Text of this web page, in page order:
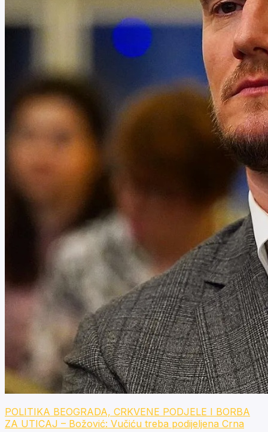
POLITIKA BEOGRADA, CRKVENE PODJELE I BORBA
ZA UTICAJ – Božović: Vučiću treba podijeljena Crna